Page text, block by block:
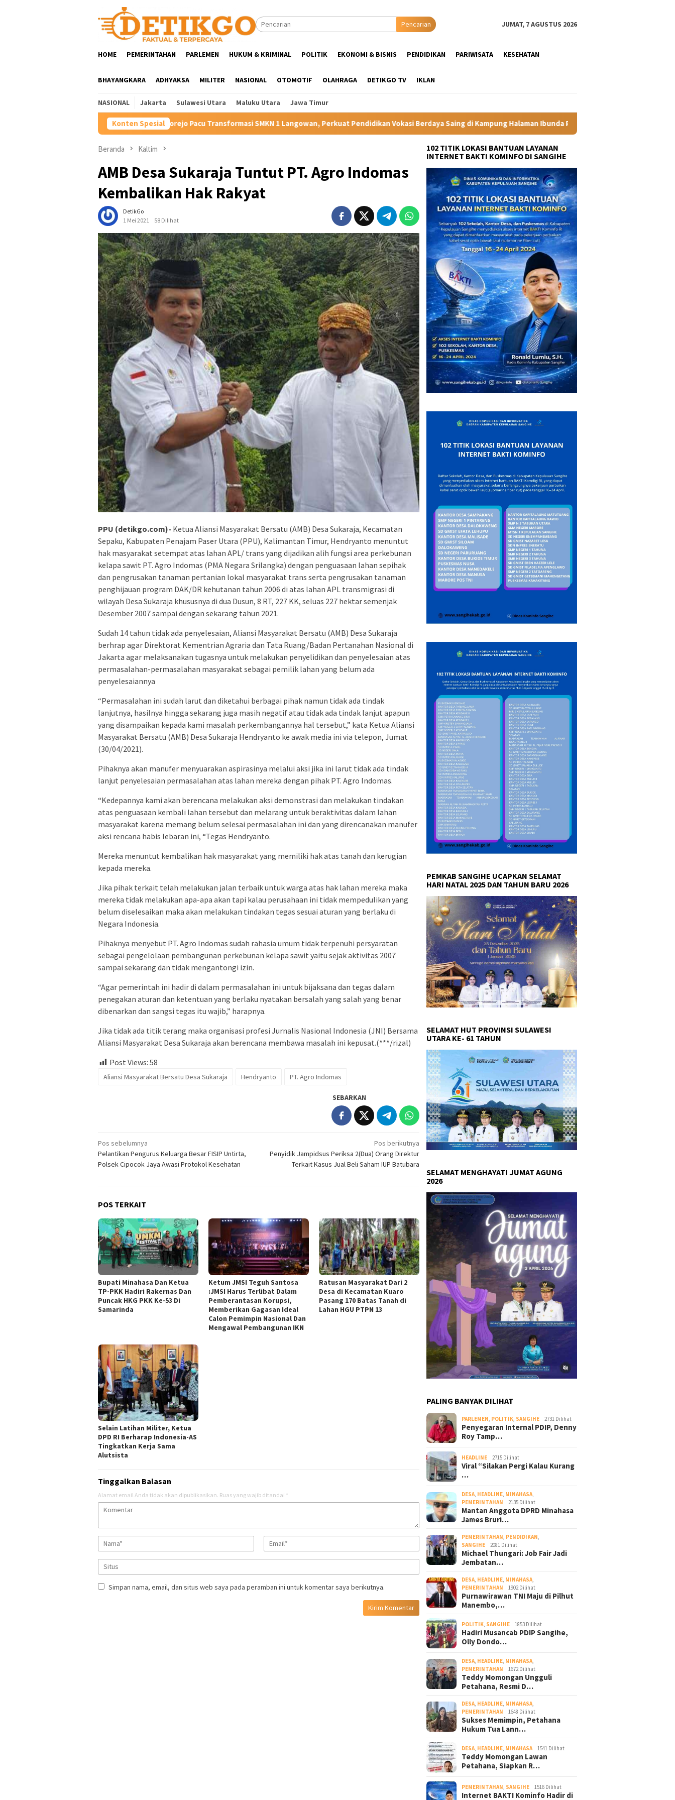
Pencarian JUMAT, 7 AGUSTUS 2026
HOME PEMERINTAHAN PARLEMEN HUKUM & KRIMINAL POLITIK EKONOMI & BISNIS PENDIDIKAN PARIWISATA KESEHATAN
BHAYANGKARA ADHYAKSA MILITER NASIONAL OTOMOTIF OLAHRAGA DETIKGO TV IKLAN
NASIONAL Jakarta Sulawesi Utara Maluku Utara Jawa Timur
Konten Spesial
Hartini Ngadiorejo Pacu Transformasi SMKN 1 Langowan, Perkuat Pendidikan Vokasi Berdaya Saing di Kampung Halaman Ibunda Presiden Labkesmas Minahasa Segera Beroperasi,
Beranda Kaltim
AMB Desa Sukaraja Tuntut PT. Agro Indomas
Kembalikan Hak Rakyat
DetikGo
1 Mei 2021
58 Dilihat
PPU (detikgo.com)- Ketua Aliansi Masyarakat Bersatu (AMB) Desa Sukaraja, Kecamatan
Sepaku, Kabupaten Penajam Paser Utara (PPU), Kalimantan Timur, Hendryanto menuntut
hak masyarakat setempat atas lahan APL/ trans yang dijadikan alih fungsi area perkebunan
kelapa sawit PT. Agro Indomas (PMA Negara Srilangka) dengan penguasaan lahan sepihak
dan pengrusakan tanaman pertanian lokal masyarakat trans serta pengrusakan tanaman
penghijauan program DAK/DR kehutanan tahun 2006 di atas lahan APL transmigrasi di
wilayah Desa Sukaraja khususnya di dua Dusun, 8 RT, 227 KK, seluas 227 hektar semenjak
Desember 2007 sampai dengan sekarang tahun 2021.
Sudah 14 tahun tidak ada penyelesaian, Aliansi Masyarakat Bersatu (AMB) Desa Sukaraja
berhrap agar Direktorat Kementrian Agraria dan Tata Ruang/Badan Pertanahan Nasional di
Jakarta agar melaksanakan tugasnya untuk melakukan penyelidikan dan penyelesaian atas
permasalahan-permasalahan masyarakat sebagai pemilik lahan yang belum ada
penyelesaiannya
“Permasalahan ini sudah larut dan diketahui berbagai pihak namun tidak ada tindak
lanjutnya, hasilnya hingga sekarang juga masih negatif atau tidak ada tindak lanjut apapun
yang disampaikan kepada kami masalah perkembangannya hal tersebut,” kata Ketua Aliansi
Masyarakat Bersatu (AMB) Desa Sukaraja Hendryanto ke awak media ini via telepon, Jumat
(30/04/2021).
Pihaknya akan manufer menyuarakan aspirasinya melalui aksi jika ini larut tidak ada tindak
lanjut penyelesaian permasalahan atas lahan mereka dengan pihak PT. Agro Indomas.
“Kedepannya kami akan berencana melakukan aksi demonstrasi dan melakukan tindakan
atas penguasaan kembali lahan tersebut dan melarang untuk beraktivitas dalam lahan
masyarakat karena memang belum selesai permasalahan ini dan yang direncanakan manufer
aksi rencana habis lebaran ini, “Tegas Hendryanto.
Mereka menuntut kembalikan hak masyarakat yang memiliki hak atas tanah dan kerugian
kepada mereka.
Jika pihak terkait telah melakukan jalan terbaik untuk warga atas hak lahan mereka maka
mereka tidak melakukan apa-apa akan tapi kalau perusahaan ini tidak mempedulikan yang
belum diselesaikan maka akan melakukan tindakan tegas sesuai aturan yang berlaku di
Negara Indonesia.
Pihaknya menyebut PT. Agro Indomas sudah rahasia umum tidak terpenuhi persyaratan
sebagai pengelolaan pembangunan perkebunan kelapa sawit yaitu sejak aktivitas 2007
sampai sekarang dan tidak mengantongi izin.
“Agar pemerintah ini hadir di dalam permasalahan ini untuk bijaksana dan tegas dalam
penegakan aturan dan ketentuan yang berlaku nyatakan bersalah yang salah yang benar
dibenarkan dan sangsi tegas itu wajib,” harapnya.
Jika tidak ada titik terang maka organisasi profesi Jurnalis Nasional Indonesia (JNI) Bersama
Aliansi Masyarakat Desa Sukaraja akan berencana membawa masalah ini kepusat.(***/rizal)
Post Views: 58
Aliansi Masyarakat Bersatu Desa Sukaraja Hendryanto PT. Agro Indomas
SEBARKAN
Navigasi
pos
Pos sebelumnya
Pelantikan Pengurus Keluarga Besar FISIP Untirta,
Polsek Cipocok Jaya Awasi Protokol Kesehatan
Pos berikutnya
Penyidik Jampidsus Periksa 2(Dua) Orang Direktur
Terkait Kasus Jual Beli Saham IUP Batubara
POS TERKAIT
Bupati Minahasa Dan Ketua
TP-PKK Hadiri Rakernas Dan
Puncak HKG PKK Ke-53 Di
Samarinda
Ketum JMSI Teguh Santosa
:JMSI Harus Terlibat Dalam
Pemberantasan Korupsi,
Memberikan Gagasan Ideal
Calon Pemimpin Nasional Dan
Mengawal Pembangunan IKN
Ratusan Masyarakat Dari 2
Desa di Kecamatan Kuaro
Pasang 170 Batas Tanah di
Lahan HGU PTPN 13
Selain Latihan Militer, Ketua
DPD RI Berharap Indonesia-AS
Tingkatkan Kerja Sama
Alutsista
Tinggalkan Balasan
Alamat email Anda tidak akan dipublikasikan. Ruas yang wajib ditandai *
Simpan nama, email, dan situs web saya pada peramban ini untuk komentar saya berikutnya.
102 TITIK LOKASI BANTUAN LAYANAN
INTERNET BAKTI KOMINFO DI SANGIHE
PEMKAB SANGIHE UCAPKAN SELAMAT
HARI NATAL 2025 DAN TAHUN BARU 2026
SELAMAT HUT PROVINSI SULAWESI
UTARA KE- 61 TAHUN
SELAMAT MENGHAYATI JUMAT AGUNG
2026
PALING BANYAK DILIHAT
PARLEMEN, POLITIK, SANGIHE 2731 Dilihat
Penyegaran Internal PDIP, Denny
Roy Tamp…
HEADLINE 2715 Dilihat
Viral “Silakan Pergi Kalau Kurang
…
DESA, HEADLINE, MINAHASA,
PEMERINTAHAN
2135 Dilihat
Mantan Anggota DPRD Minahasa
James Bruri…
PEMERINTAHAN, PENDIDIKAN,
SANGIHE
2081 Dilihat
Michael Thungari: Job Fair Jadi
Jembatan…
DESA, HEADLINE, MINAHASA,
PEMERINTAHAN
1902 Dilihat
Purnawirawan TNI Maju di Pilhut
Manembo,…
POLITIK, SANGIHE 1853 Dilihat
Hadiri Musancab PDIP Sangihe,
Olly Dondo…
DESA, HEADLINE, MINAHASA,
PEMERINTAHAN
1672 Dilihat
Teddy Momongan Ungguli
Petahana, Resmi D…
DESA, HEADLINE, MINAHASA,
PEMERINTAHAN
1648 Dilihat
Sukses Memimpin, Petahana
Hukum Tua Lann…
DESA, HEADLINE, MINAHASA 1541 Dilihat
Teddy Momongan Lawan
Petahana, Siapkan R…
PEMERINTAHAN, SANGIHE 1516 Dilihat
Internet BAKTI Kominfo Hadir di